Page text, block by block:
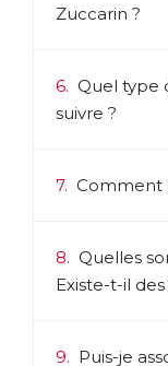
Zuccarin ?
6. Quel type
suivre ?
7. Comment
8. Quelles
Existe-t-il
9. Puis-je